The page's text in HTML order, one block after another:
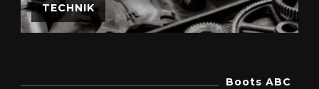
TECHNIK
Boots ABC